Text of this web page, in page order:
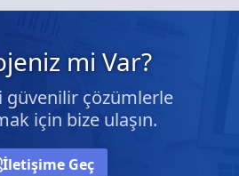
mi Var?
güvenilir çözümlerle
için bize ulaşın.
İletişime Geç